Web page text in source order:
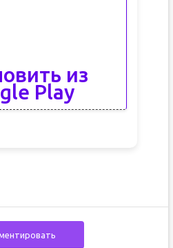
из
Play